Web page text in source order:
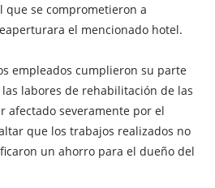
que se comprometieron a
el mencionado hotel.
empleados cumplieron su parte
labores de rehabilitación de las
afectado severamente por el
que los trabajos realizados no
un ahorro para el dueño del